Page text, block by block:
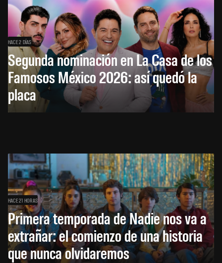
HACE 2 DÍAS
Segunda nominación en La Casa de los
Famosos México 2026: así quedó la
placa
HACE 21 HORAS
Primera temporada de Nadie nos va a
extrañar: el comienzo de una historia
que nunca olvidaremos